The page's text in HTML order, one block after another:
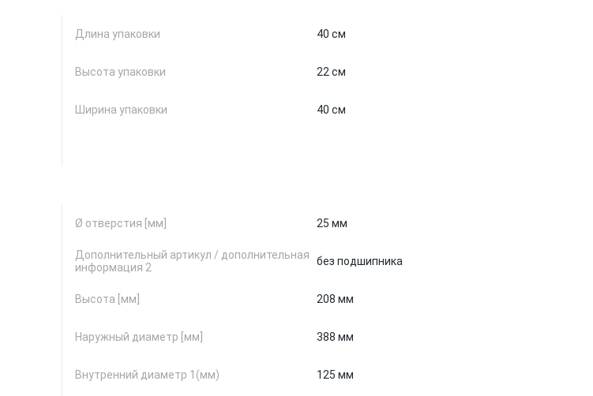
Длина упаковки 40 см
Высота упаковки 22 см
Ширина упаковки 40 см
Ø отверстия [мм] 25 мм
Дополнительный артикул / дополнительная
информация 2
без подшипника
Высота [мм] 208 мм
Наружный диаметр [мм] 388 мм
Внутренний диаметр 1(мм) 125 мм